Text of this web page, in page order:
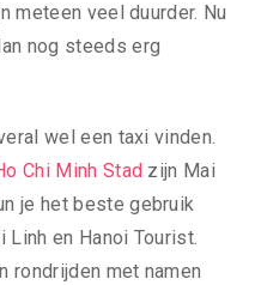
meteen veel duurder. Nu
nog steeds erg
wel een taxi vinden.
Chi Minh Stad zijn Mai
je het beste gebruik
Linh en Hanoi Tourist.
rondrijden met namen